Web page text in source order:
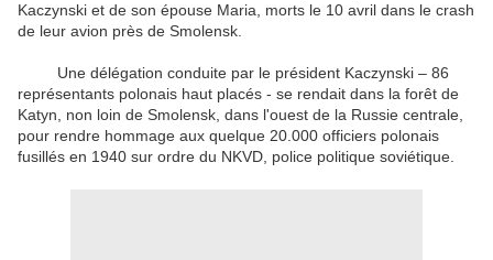
Kaczynski et de son épouse Maria, morts le 10 avril dans le crash
de leur avion près de Smolensk.
Une délégation conduite par le président Kaczynski – 86
représentants polonais haut placés - se rendait dans la forêt de
Katyn, non loin de Smolensk, dans l'ouest de la Russie centrale,
pour rendre hommage aux quelque 20.000 officiers polonais
fusillés en 1940 sur ordre du NKVD, police politique soviétique.